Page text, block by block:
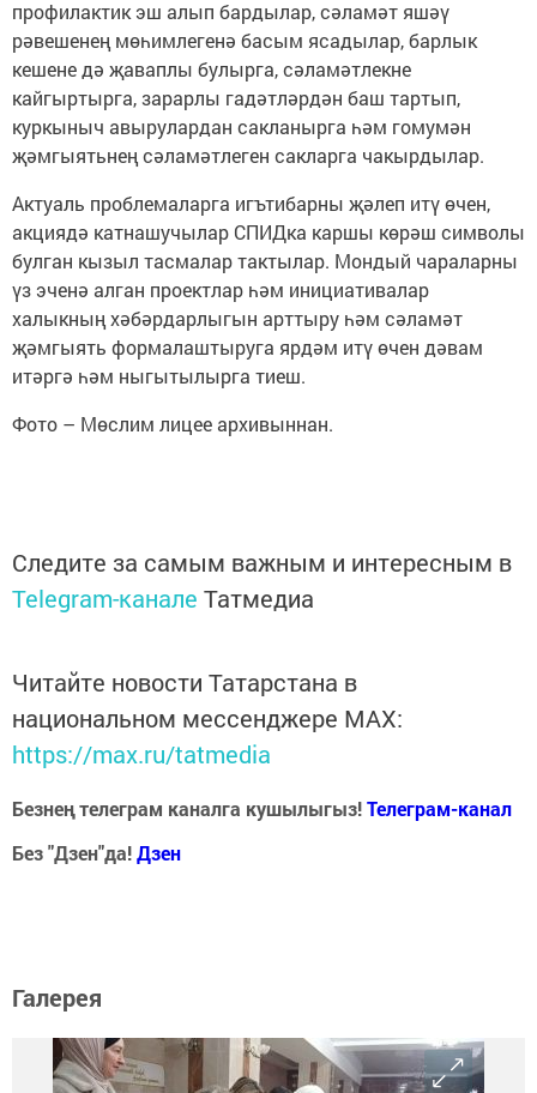
профилактик эш алып бардылар, сәламәт яшәү
рәвешенең мөһимлегенә басым ясадылар, барлык
кешене дә җаваплы булырга, сәламәтлекне
кайгыртырга, зарарлы гадәтләрдән баш тартып,
куркыныч авырулардан сакланырга һәм гомумән
җәмгыятьнең сәламәтлеген сакларга чакырдылар.
Актуаль проблемаларга игътибарны җәлеп итү өчен,
акциядә катнашучылар СПИДка каршы көрәш символы
булган кызыл тасмалар тактылар. Мондый чараларны
үз эченә алган проектлар һәм инициативалар
халыкның хәбәрдарлыгын арттыру һәм сәламәт
җәмгыять формалаштыруга ярдәм итү өчен дәвам
итәргә һәм ныгытылырга тиеш.
Фото – Мөслим лицее архивыннан.
Следите за самым важным и интересным в
Telegram-канале Татмедиа
Читайте новости Татарстана в
национальном мессенджере MАХ:
https://max.ru/tatmedia
Безнең телеграм каналга кушылыгыз!Телеграм-канал
Без "Дзен"да!Дзен
Галерея